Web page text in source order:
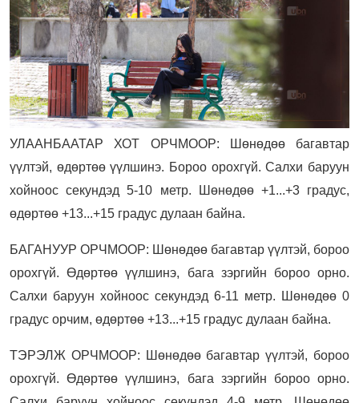
УЛААНБААТАР ХОТ ОРЧМООР: Шөнөдөө багавтар
үүлтэй, өдөртөө үүлшинэ. Бороо орохгүй. Салхи баруун
хойноос секундэд 5-10 метр. Шөнөдөө +1...+3 градус,
өдөртөө +13...+15 градус дулаан байна.
БАГАНУУР ОРЧМООР: Шөнөдөө багавтар үүлтэй, бороо
орохгүй. Өдөртөө үүлшинэ, бага зэргийн бороо орно.
Салхи баруун хойноос секундэд 6-11 метр. Шөнөдөө 0
градус орчим, өдөртөө +13...+15 градус дулаан байна.
ТЭРЭЛЖ ОРЧМООР: Шөнөдөө багавтар үүлтэй, бороо
орохгүй. Өдөртөө үүлшинэ, бага зэргийн бороо орно.